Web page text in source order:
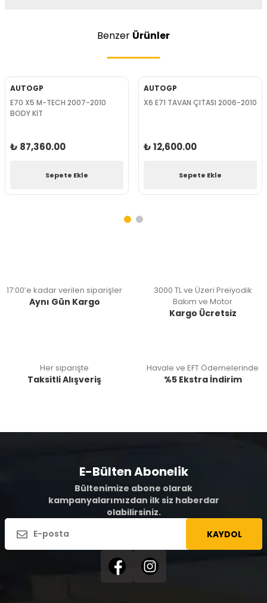
Benzer Ürünler
AUTOGP
E70 X5 M-TECH 2007-2010
BODY KİT
₺ 87,360.00
Sepete Ekle
AUTOGP
X6 E71 TAVAN ÇITASI 2006-2010
₺ 12,600.00
Sepete Ekle
17:00’e kadar verilen siparişler
Aynı Gün Kargo
3000 TL ve Üzeri Preiyodik
Bakım ve Motor
Kargo Ücretsiz
Her siparişte
Taksitli Alışveriş
Havale ve EFT Ödemelerinde
%5 Ekstra İndirim
E-Bülten Abonelik
Bültenimize abone olarak
kampanyalarımızdan ilk siz haberdar
olabilirsiniz.
KAYDOL